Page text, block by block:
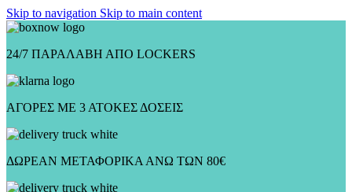
Skip to navigation Skip to main content
24/7 ΠΑΡΑΛΑΒΗ ΑΠΟ LOCKERS
ΑΓΟΡΕΣ ΜΕ 3 ΑΤΟΚΕΣ ΔΟΣΕΙΣ
ΔΩΡΕΑΝ ΜΕΤΑΦΟΡΙΚΑ ΑΝΩ ΤΩΝ 80€